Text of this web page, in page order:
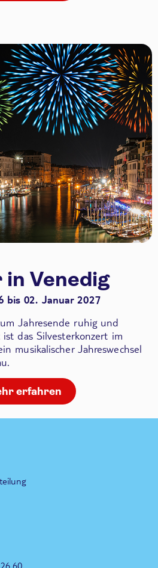
Venedig
bis 02. Januar 2027
Jahresende ruhig und
das Silvesterkonzert im
musikalischer Jahreswechsel
erfahren
60